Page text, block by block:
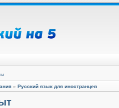
» Русский язык для иностранцев